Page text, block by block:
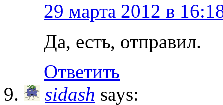
29 марта 2012 в
Да, есть, отправил.
Ответить
sidash says: